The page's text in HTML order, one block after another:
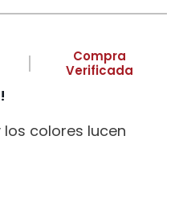
Compra
Verificada
colores lucen